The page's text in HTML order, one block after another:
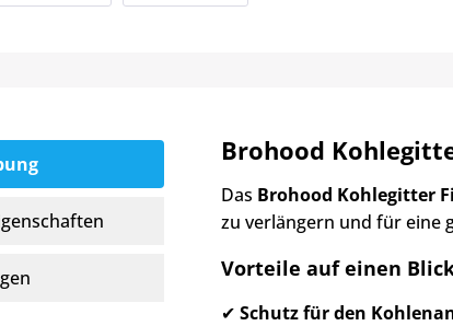
Brohood
Das Brohood Kohlegitter
zu verlängern und für eine
Vorteile auf einen
✔ Schutz für den